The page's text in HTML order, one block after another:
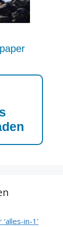
in-1’